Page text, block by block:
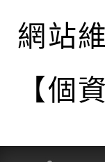
網站
【個